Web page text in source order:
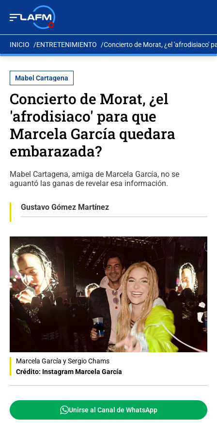
INICIO ENTRETENIMIENTO Concierto de Morat, ¿el 'afrodisiaco'
Mabel Cartagena
Concierto de Morat, ¿el
'afrodisiaco' para que
Marcela García quedara
embarazada?
Mabel Cartagena, amiga de Marcela García, no se
aguantó las ganas de revelar esa información.
Gustavo Gómez Martínez
Marcela García y Sergio Chams
Crédito: Instagram Marcela García
Unirse al Canal de WhatsApp